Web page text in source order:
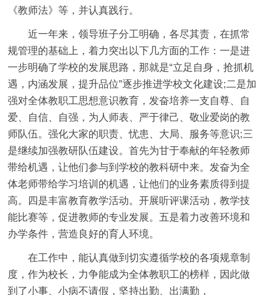
《教师法》等，并认真践行。
近一年来，领导班子分工明确，各尽其责，在抓常
规管理的基础上，着力突出以下几方面的工作：一是进
一步明确了学校的发展思路，那就是“立足自身，抢抓机
遇，内涵发展，提升品位”逐步推进学校文化建设;二是加
强对全体教职工思想意识教育，发奋培养一支自尊、自
爱、自信、自强，为人师表、严于律己、敬业爱岗的教
师队伍。强化大家的职责、忧患、大局、服务等意识;三
是继续加强教研队伍建设。首先为甘于奉献的年轻教师
带给机遇，让他们参与到学校的教科研中来。发奋为全
体老师带给学习培训的机遇，让他们的业务素质得到提
高。四是丰富教育教学活动。开展听评课活动，教学技
能比赛等，促进教师的专业发展。五是着力改善环境和
办学条件，营造良好的育人环境。
在工作中，能认真做到切实遵循学校的各项规章制
度，作为校长，力争能成为全体教职工的榜样，因此做
到了小事、小病不请假，坚持出勤、出满勤，